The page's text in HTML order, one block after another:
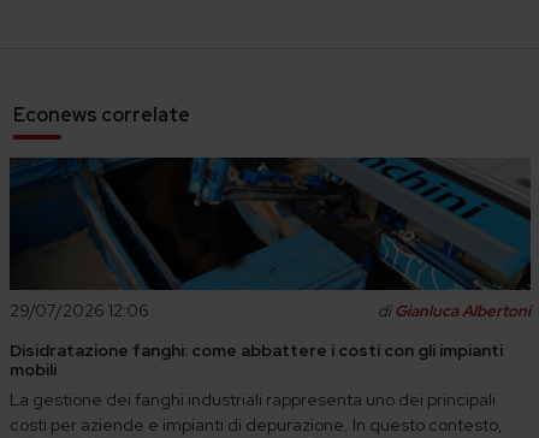
Econews correlate
29/07/2026 12:06 diGianluca Albertoni
Disidratazione fanghi: come abbattere i costi con gli impianti
mobili
La gestione dei fanghi industriali rappresenta uno dei principali
costi per aziende e impianti di depurazione. In questo contesto,